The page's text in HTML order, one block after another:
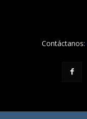
Contáctanos: